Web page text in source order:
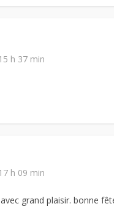
h 37 min
h 09 min
grand plaisir. bonne